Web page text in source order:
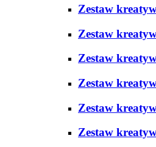
Zestaw
Zestaw
Zestaw
Zestaw
Zestaw
Zestaw